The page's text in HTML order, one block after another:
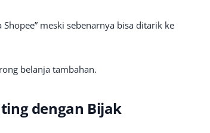
meski sebenarnya bisa ditarik ke
belanja tambahan.
dengan Bijak